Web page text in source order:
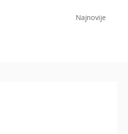
Najnovije